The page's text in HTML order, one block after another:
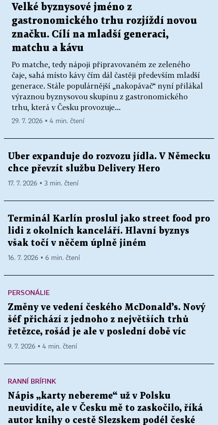
Velké byznysové jméno z
gastronomického trhu rozjíždí novou
značku. Cílí na mladší generaci,
matchu a kávu
Po matche, tedy nápoji připravovaném ze zeleného
čaje, sahá místo kávy čím dál častěji především mladší
generace. Stále populárnější „nakopávač“ nyní přilákal
výraznou byznysovou skupinu z gastronomického
trhu, která v Česku provozuje...
29. 7. 2026 ▪ 4 min. čtení
Uber expanduje do rozvozu jídla. V Německu
chce převzít službu Delivery Hero
17. 7. 2026 ▪ 3 min. čtení
Terminál Karlín proslul jako street food pro
lidi z okolních kanceláří. Hlavní byznys
však točí v něčem úplně jiném
16. 7. 2026 ▪ 6 min. čtení
PERSONÁLIE
Změny ve vedení českého McDonald’s. Nový
šéf přichází z jednoho z největších trhů
řetězce, rošád je ale v poslední době víc
9. 7. 2026 ▪ 4 min. čtení
RANNÍ BRÍFINK
Nápis „karty nebereme“ už v Polsku
neuvidíte, ale v Česku mě to zaskočilo, říká
autor knihy o cestě Slezskem podél české